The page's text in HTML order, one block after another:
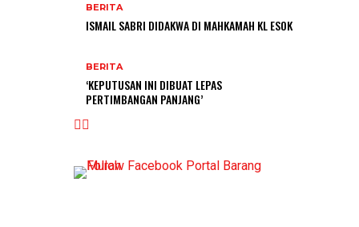
BERITA
ISMAIL SABRI DIDAKWA DI MAHKAMAH KL ESOK
BERITA
‘KEPUTUSAN INI DIBUAT LEPAS
PERTIMBANGAN PANJANG’